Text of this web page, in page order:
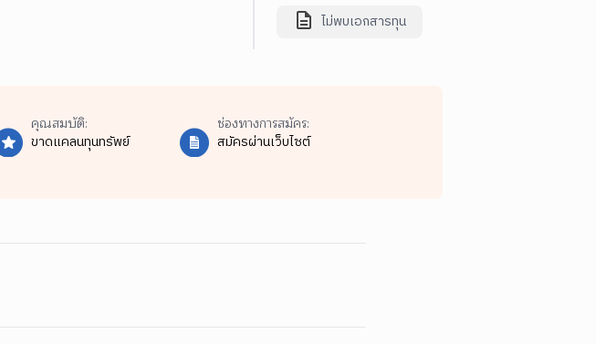
ไม่พบเอกสารทุน
คุณสมบัติ:
ขาดแคลนทุนทรัพย์
ช่องทางการสมัคร:
สมัครผ่านเว็บไซต์